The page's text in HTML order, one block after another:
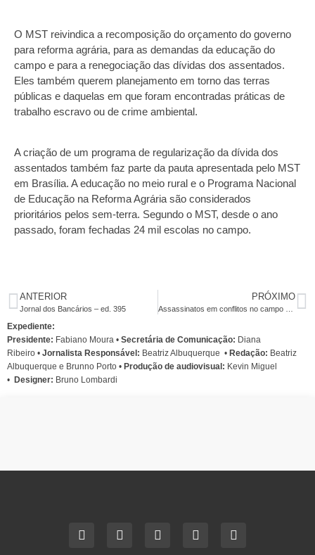
O MST reivindica a recomposição do orçamento do governo
para reforma agrária, para as demandas da educação do
campo e para a renegociação das dívidas dos assentados.
Eles também querem planejamento em torno das terras
públicas e daquelas em que foram encontradas práticas de
trabalho escravo ou de crime ambiental.
A criação de um programa de regularização da dívida dos
assentados também faz parte da pauta apresentada pelo MST
em Brasília. A educação no meio rural e o Programa Nacional
de Educação na Reforma Agrária são considerados
prioritários pelos sem-terra. Segundo o MST, desde o ano
passado, foram fechadas 24 mil escolas no campo.
ANTERIOR
Jornal dos Bancários – ed. 395
PRÓXIMO
Expediente:
Presidente: Fabiano Moura • Secretária de Comunicação: Diana
Ribeiro • Jornalista Responsável: Beatriz Albuquerque • Redação: Beatriz
Albuquerque e Brunno Porto • Produção de audiovisual: Kevin Miguel
• Designer: Bruno Lombardi